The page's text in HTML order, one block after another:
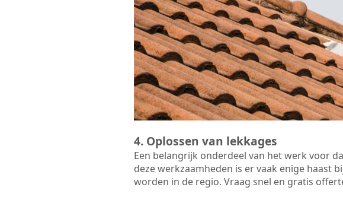
4. Oplossen van lekkages
Een belangrijk onderdeel van het werk voor
deze werkzaamheden is er vaak enige haast
worden in de regio. Vraag snel en gratis